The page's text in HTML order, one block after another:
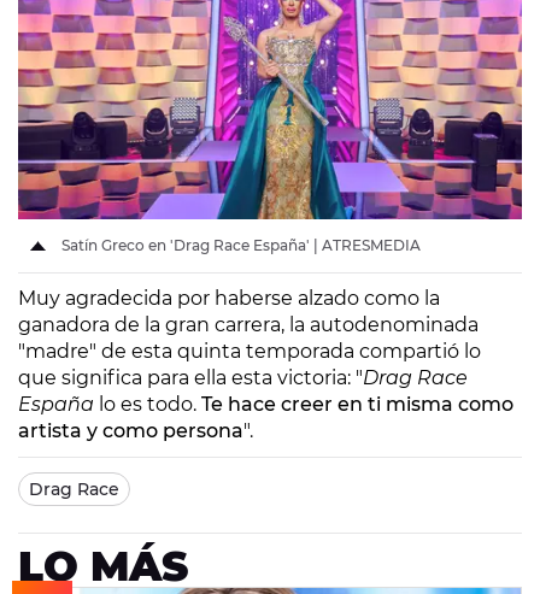
Satín Greco en 'Drag Race España' | ATRESMEDIA
Muy agradecida por haberse alzado como la
ganadora de la gran carrera, la autodenominada
"madre" de esta quinta temporada compartió lo
que significa para ella esta victoria: "Drag Race
España lo es todo. Te hace creer en ti misma como
artista y como persona".
Drag Race
LO MÁS